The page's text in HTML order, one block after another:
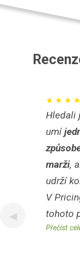
◀
★ ★ ★
Hledali
umí
marži,
udrží
V
tohoto
Přečíst